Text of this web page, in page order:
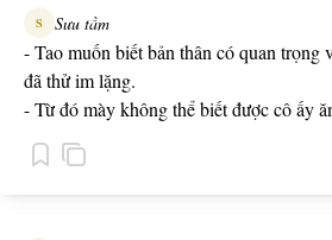
Im lặng là để đánh đu vơi đời
S Sưu tầm
- Tao muốn biết bản thân có quan trọng
đã thử im lặng.
- Từ đó mày không thể biết được cô ấy